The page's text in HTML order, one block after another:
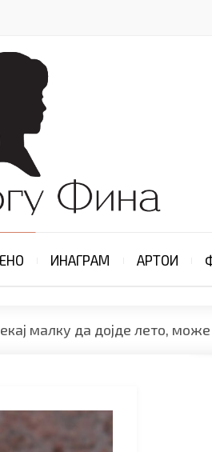
ИНАГРАМ АРТОИ
малку да дојде лето, може